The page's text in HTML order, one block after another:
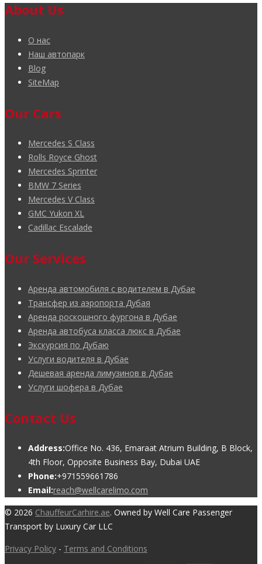
About Us
О нас
Наш автопарк
Blog
SiteMap
Our Cars
Mercedes S Class
Rolls Royce Ghost
Mercedes Sprinter
BMW 7 Series
Mercedes V Class
GMC Yukon XL
Cadillac Escalade
Our Services
Аренда автомобиля с водителем в Дубае
Трансфер из аэропорта Дубая
Аренда роскошного фургона в Дубае
Аренда автобуса класса люкс в Дубае
Экскурсия по Дубаю
Услуги водителя в Дубае
Дешевая аренда лимузинов в Дубае
Услуги шофера в Дубае
Contact Us
Address:Office No. 436, Emaraat Atrium Building, B Block,
4th Floor, Opposite Business Bay, Dubai UAE
Phone:+971559661786
Email:reach@wellcarelimo.com
© 2026 ChauffeurCarhire.ae. Owned by Well Care Passenger
Transport by Luxury Car LLC
Privacy Policy - Terms and Conditions